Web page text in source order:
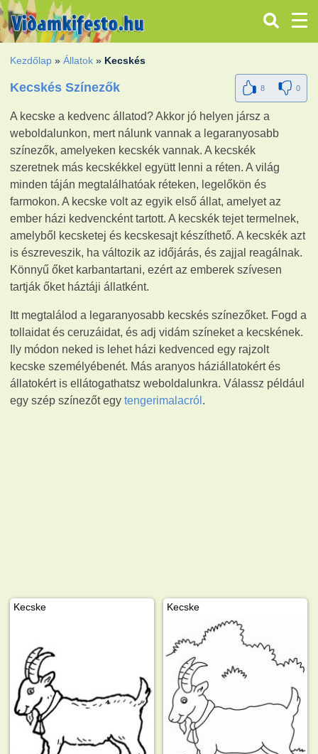
Kezdőlap »Állatok » Kecskés
Kecskés Színezők 8 0
A kecske a kedvenc állatod? Akkor jó helyen jársz a
weboldalunkon, mert nálunk vannak a legaranyosabb
színezők, amelyeken kecskék vannak. A kecskék
szeretnek más kecskékkel együtt lenni a réten. A világ
minden táján megtalálhatóak réteken, legelőkön és
farmokon. A kecske volt az egyik első állat, amelyet az
ember házi kedvencként tartott. A kecskék tejet termelnek,
amelyből kecsketej és kecskesajt készíthető. A kecskék azt
is észreveszik, ha változik az időjárás, és zajjal reagálnak.
Könnyű őket karbantartani, ezért az emberek szívesen
tartják őket háztáji állatként.
Itt megtalálod a legaranyosabb kecskés színezőket. Fogd a
tollaidat és ceruzáidat, és adj vidám színeket a kecskének.
Ily módon neked is lehet házi kedvenced egy rajzolt
kecske személyébenét. Más aranyos háziállatokért és
állatokért is ellátogathatsz weboldalunkra. Válassz például
egy szép színezőt egytengerimalacról .
Kecske Kecske